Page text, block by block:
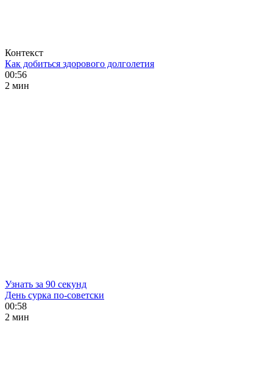
Контекст
Как добиться здорового долголетия
00:56
2 мин
Узнать за 90 секунд
День сурка по-советски
00:58
2 мин